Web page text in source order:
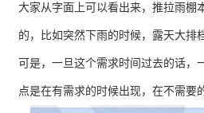
大家从字面上可以看出来，推拉雨棚
的，比如突然下雨的时候，露天大排
可是，一旦这个需求时间过去的话
点是在有需求的时候出现，在不需要